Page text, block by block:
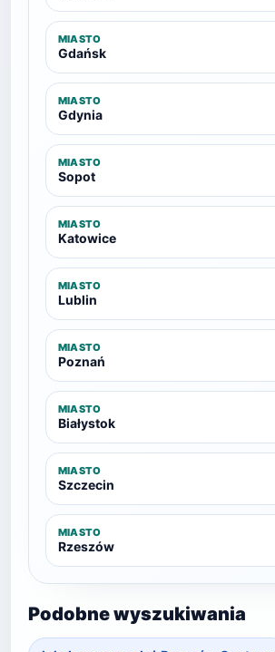
MIASTO
Gdańsk
MIASTO
Gdynia
MIASTO
Sopot
MIASTO
Katowice
MIASTO
Lublin
MIASTO
Poznań
MIASTO
Białystok
MIASTO
Szczecin
MIASTO
Rzeszów
Podobne wyszukiwania